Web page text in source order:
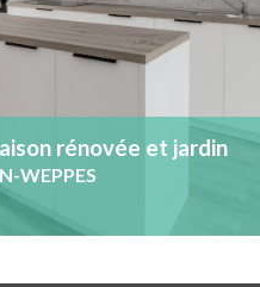
rénovée et jardin
WEPPES